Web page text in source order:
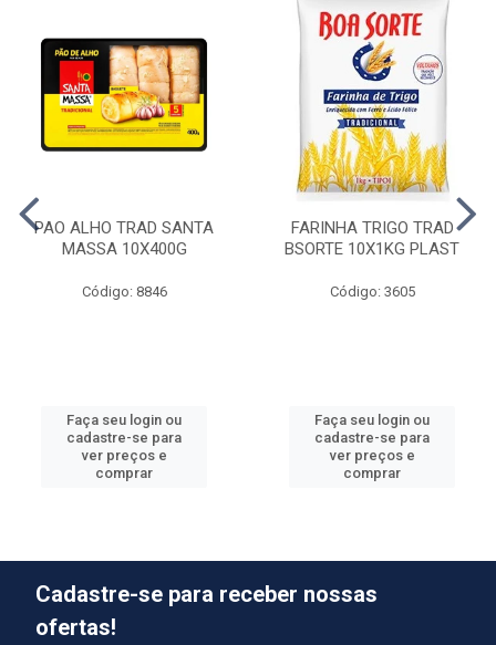
PAO ALHO TRAD SANTA
MASSA 10X400G
Código: 8846
Faça seu login ou
cadastre-se para
ver preços e
comprar
FARINHA TRIGO TRAD
BSORTE 10X1KG PLAST
Código: 3605
Faça seu login ou
cadastre-se para
ver preços e
comprar
Cadastre-se para receber nossas
ofertas!